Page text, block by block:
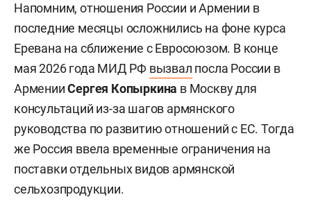
Напомним, отношения России и Армении в
последние месяцы осложнились на фоне курса
Еревана на сближение с Евросоюзом. В конце
мая 2026 года МИД РФ вызвал посла России в
АрменииСергея Копыркина в Москву для
консультаций из-за шагов армянского
руководства по развитию отношений с ЕС. Тогда
же Россия ввела временные ограничения на
поставки отдельных видов армянской
сельхозпродукции.